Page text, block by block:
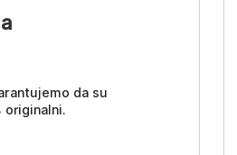
da su
originalni.